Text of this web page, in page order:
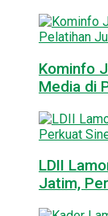
Kominfo
Media di
LDII
Jatim,